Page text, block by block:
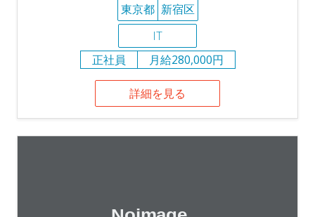
東京都 新宿区
IT
正社員
月給280,000円
詳細を見る